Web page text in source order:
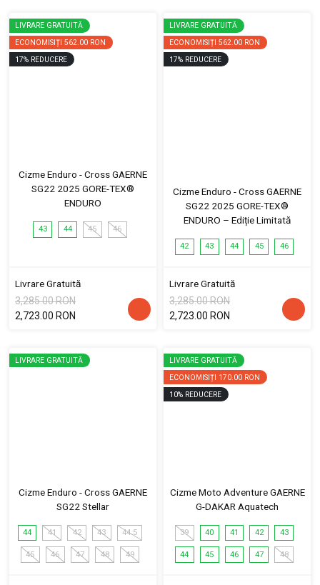
LIVRARE GRATUITĂ
ECONOMISIȚI 562.00 RON
17% REDUCERE
Cizme Enduro - Cross GAERNE
SG22 2025 GORE-TEX®
ENDURO
43 44 45 46
Livrare Gratuită
3,285.00 RON
2,723.00 RON
LIVRARE GRATUITĂ
ECONOMISIȚI 562.00 RON
17% REDUCERE
Cizme Enduro - Cross GAERNE
SG22 2025 GORE-TEX®
ENDURO – Ediție Limitată
42 43 44 45 46
Livrare Gratuită
3,285.00 RON
2,723.00 RON
LIVRARE GRATUITĂ
Cizme Enduro - Cross GAERNE
SG22 Stellar
44 41 42 43 44.5
45 46 47 48 49
LIVRARE GRATUITĂ
ECONOMISIȚI 170.00 RON
10% REDUCERE
Cizme Moto Adventure GAERNE
G-DAKAR Aquatech
39 40 41 42 43
44 45 46 47 48